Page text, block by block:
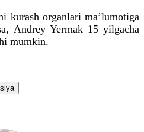
kurash organlari ma’lumotiga
Andrey Yermak 15 yilgacha
mumkin.